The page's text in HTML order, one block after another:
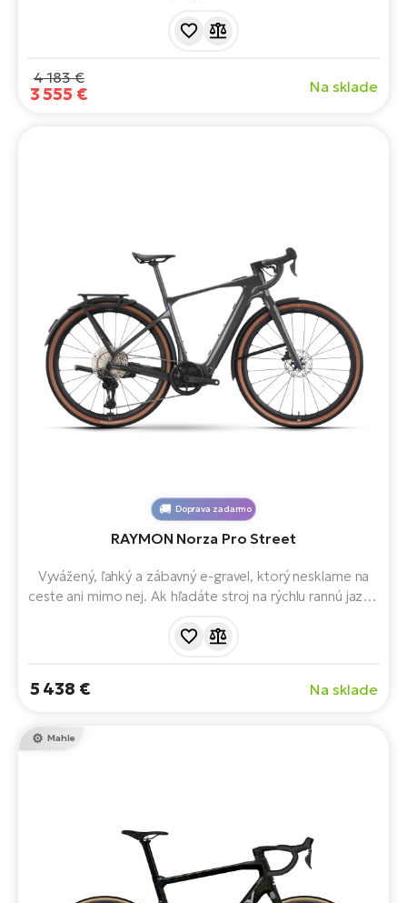
pocitom klasickej jazdy. Model Gila je vybavený aj
4 183 €
3 555 € Na sklade
Doprava zadarmo
RAYMON Norza Pro Street
Vyvážený, ľahký a zábavný e-gravel, ktorý nesklame na
ceste ani mimo nej. Ak hľadáte stroj na rýchlu rannú jazdu
ideálny. Vďaka systému Bosch e-bike a hmotnosti len
5 438 € Na sklade
Mahle